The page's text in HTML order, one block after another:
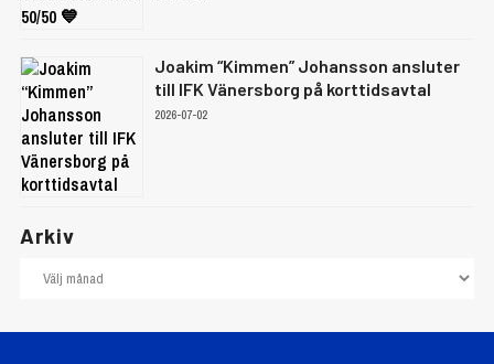
Joakim “Kimmen” Johansson ansluter
till IFK Vänersborg på korttidsavtal
2026-07-02
Arkiv